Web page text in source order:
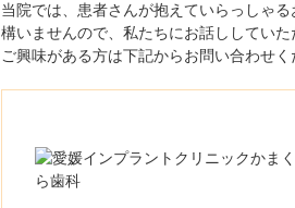
当院では、患者さんが抱えていらっしゃ
構いませんので、私たちにお話ししていた
ご興味がある方は下記からお問い合わせく